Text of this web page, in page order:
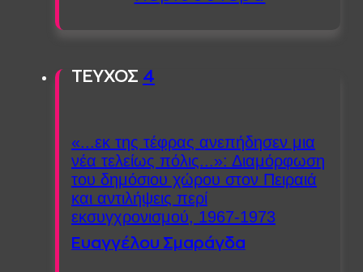
ΤΕΥΧΟΣ 4
«...εκ της τέφρας ανεπήδησεν μια
νέα τελείως πόλις...»: Διαμόρφωση
του δημόσιου χώρου στον Πειραιά
και αντιλήψεις περί
εκσυγχρονισμού, 1967-1973
Ευαγγέλου Σμαράγδα